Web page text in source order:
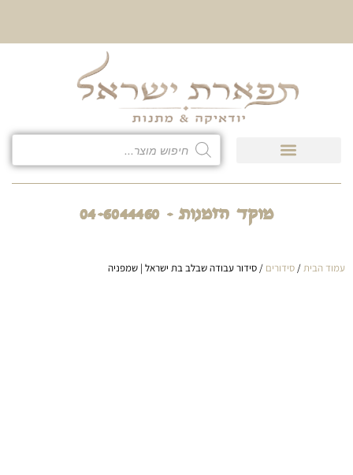
מוקד הזמנות - 04-6044460
עמוד הבית/ סידורים / סידור עבודה שבלב בת ישראל | שמפניה